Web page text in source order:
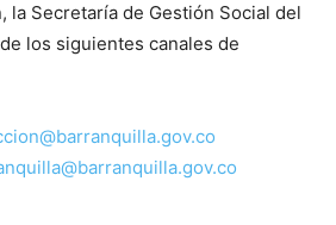
la Secretaría de Gestión Social del
los siguientes canales de
barranquilla.gov.co
barranquilla.gov.co